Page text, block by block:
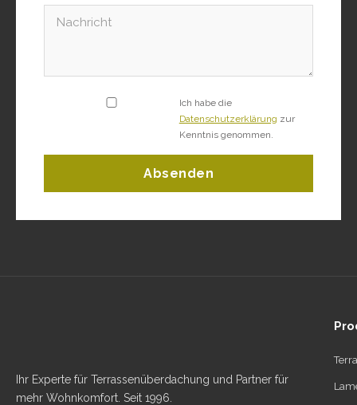
Ich habe die
Datenschutzerklärung zur
Kenntnis genommen.
Absenden
Ihr Experte für Terrassenüberdachung und Partner für
mehr Wohnkomfort. Seit 1996.